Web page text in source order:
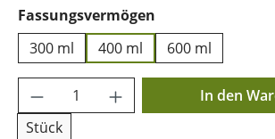
Fassungsvermögen
300 ml
400 ml 600 ml
Produkt Anzahl: Gib den
Stück
In den